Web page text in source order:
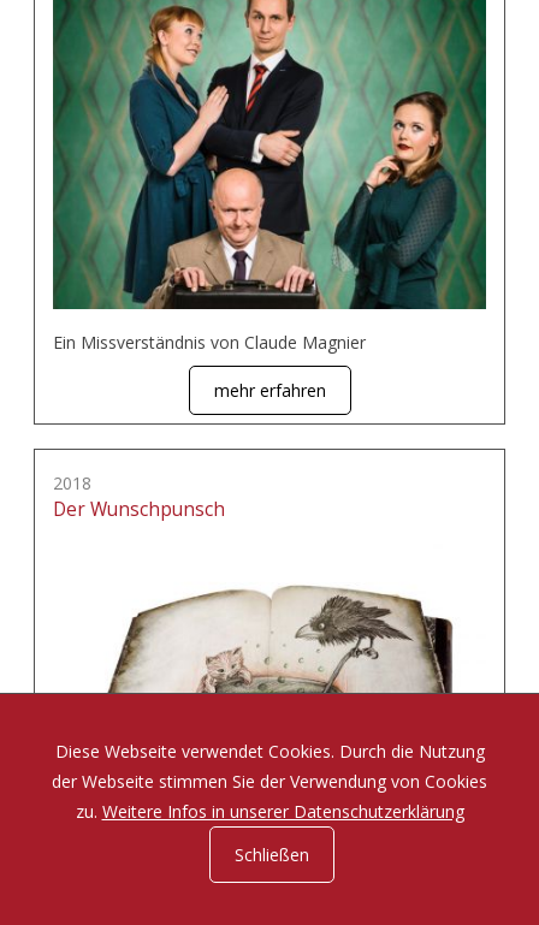
Ein Missverständnis von Claude Magnier
mehr erfahren
2018
Der Wunschpunsch
Eine Zauberposse von Michael Ende
Diese Webseite verwendet Cookies. Durch die Nutzung
der Webseite stimmen Sie der Verwendung von Cookies
zu. Weitere Infos in unserer Datenschutzerklärung
Schließen